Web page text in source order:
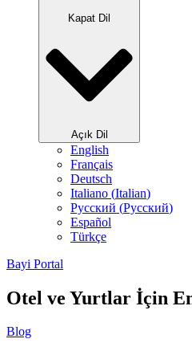
Kapat Dil
Açık Dil
English
Français
Deutsch
Italiano (Italian)
Русский (Pусский)
Español
Türkçe
Bayi Portal
Otel ve Yurtlar İçin
Blog